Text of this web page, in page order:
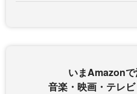
いまAmazon
音楽・映画・テレ